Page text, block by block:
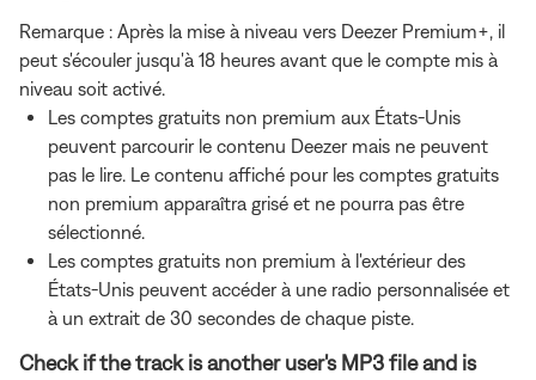
Remarque : Après la mise à niveau vers Deezer Premium+, il
peut s'écouler jusqu'à 18 heures avant que le compte mis à
niveau soit activé.
Les comptes gratuits non premium aux États-Unis
peuvent parcourir le contenu Deezer mais ne peuvent
pas le lire. Le contenu affiché pour les comptes gratuits
non premium apparaîtra grisé et ne pourra pas être
sélectionné.
Les comptes gratuits non premium à l'extérieur des
États-Unis peuvent accéder à une radio personnalisée et
à un extrait de 30 secondes de chaque piste.
Check if the track is another user's MP3 file and is